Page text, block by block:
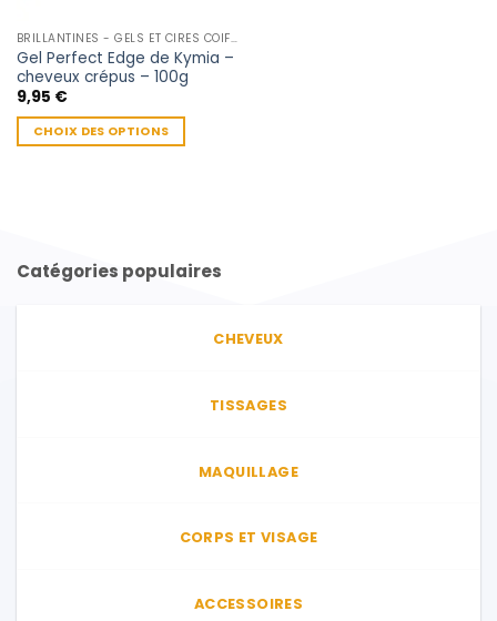
BRILLANTINES - GELS ET CIRES COIFFANTE
Gel Perfect Edge de Kymia –
cheveux crépus – 100g
9,95 €
CHOIX DES OPTIONS
Les
Catégories populaires
CHEVEUX
TISSAGES
MAQUILLAGE
CORPS ET VISAGE
ACCESSOIRES